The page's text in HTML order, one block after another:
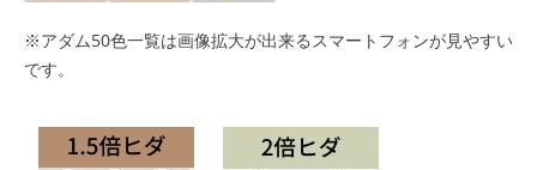
※アダム50色一覧は画像拡大が出来るスマートフォンが見やすい
です。